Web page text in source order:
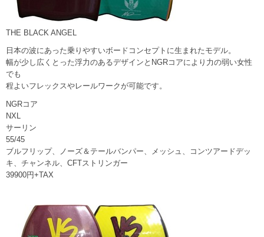
THE BLACK ANGEL
日本の波にあった乗りやすいボードコンセプトに生まれたモデル。
幅が少し広くとった浮力のあるデザインとNGRコアにより力の弱い女性
でも
程よいフレックスやレールワークが可能です。
NGRコア
NXL
サーリン
55/45
ブルフリップ、ノーズ＆テールバンパー、メッシュ、コンツアードデッ
キ、チャンネル、CFTストリンガー
39900円+TAX